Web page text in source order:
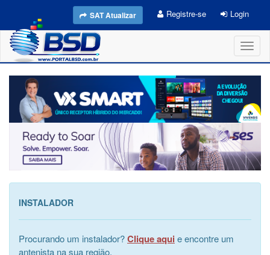
SAT Atualizar Registre-se Login
INSTALADOR
Procurando um instalador?Clique aqui e encontre um
antenista na sua região.